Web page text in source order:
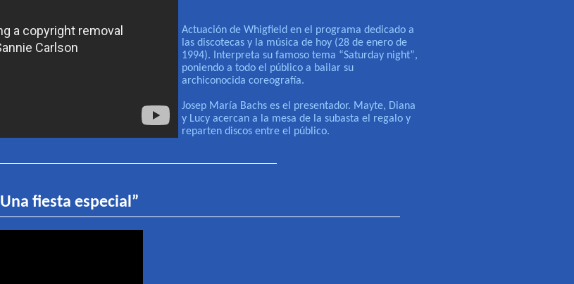
Actuación de Whigfield en el programa dedicado a
las discotecas y la música de hoy (28 de enero de
1994). Interpreta su famoso tema “Saturday night”,
poniendo a todo el público a bailar su
archiconocida coreografía.
Josep María Bachs es el presentador. Mayte, Diana
y Lucy acercan a la mesa de la subasta el regalo y
reparten discos entre el público.
Una fiesta especial”